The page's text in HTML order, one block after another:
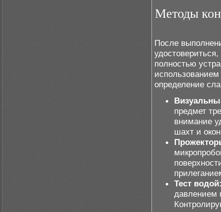
Методы
После
полностью
определение
предмет
внимание
шахт и
Тест
давлением